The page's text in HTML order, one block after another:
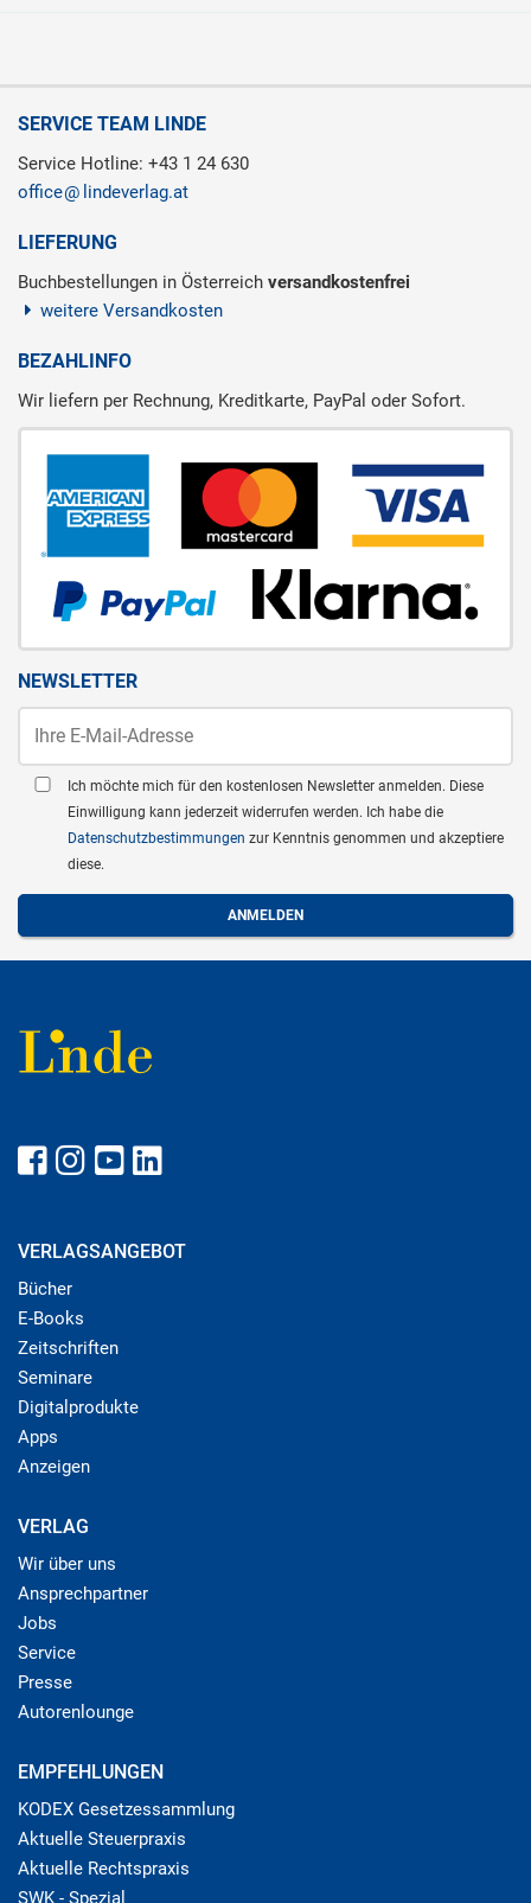
SERVICE TEAM LINDE
Service Hotline: +43 1 24 630
office
lindeverlag.at
LIEFERUNG
Buchbestellungen in Österreich versandkostenfrei
weitere Versandkosten
BEZAHLINFO
Wir liefern per Rechnung, Kreditkarte, PayPal oder Sofort.
NEWSLETTER
Ich möchte mich für den kostenlosen Newsletter anmelden. Diese
Einwilligung kann jederzeit widerrufen werden. Ich habe die
Datenschutzbestimmungen zur Kenntnis genommen und akzeptiere
diese.
VERLAGSANGEBOT
Bücher
E-Books
Zeitschriften
Seminare
Digitalprodukte
Apps
Anzeigen
VERLAG
Wir über uns
Ansprechpartner
Jobs
Service
Presse
Autorenlounge
EMPFEHLUNGEN
KODEX Gesetzessammlung
Aktuelle Steuerpraxis
Aktuelle Rechtspraxis
SWK - Spezial